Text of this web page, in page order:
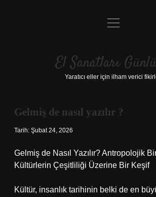
Anasayfa
Yasal Uyarı
menüyü
El Sanatları
Yaratıcı eller için ilham verici
Gelmiş de nasıl yazılır ?
Tarih: Şubat 24, 2026
Gelmiş de Nasıl Yazılır? Antropolojik
Kültürlerin Çeşitliliği Üzerine Bir Keşif
Kültür, insanlık tarihinin belki de en